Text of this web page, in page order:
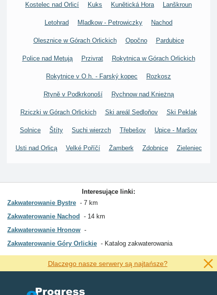
Kostelec nad Orlicí Kuks Kunětická Hora Lanškroun
Letohrad Mladkow - Petrowiczky Nachod
Olesznice w Górach Orlickich Opočno Pardubice
Police nad Metują Przivrat Rokytnica w Górach Orlickich
Rokytnice v O.h. - Farský kopec Rozkosz
Rtyně v Podkrkonoší Rychnow nad Knieżną
Rziczki w Górach Orlickich Ski areál Sedloňov Ski Peklak
Solnice Štíty Suchi wierzch Třebešov Upice - Maršov
Usti nad Orlicą Velké Poříčí Żamberk Zdobnice Zieleniec
Interesujące linki:
Zakwaterowanie Bystre
7 km
Zakwaterowanie Nachod
14 km
Zakwaterowanie Hronow
Zakwaterowanie Góry Orlickie
Katalog zakwaterowania
Dlaczego nasze serwery są najtańsze?